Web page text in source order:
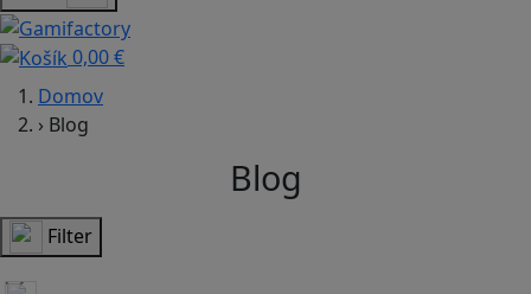
0,00 €
Domov
› Blog
Blog
Filter